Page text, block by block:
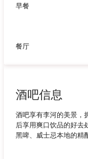
早餐
餐厅
酒吧信息
酒吧享有李河的美景，
后享用爽口饮品的好去
黑啤、威士忌本地的精